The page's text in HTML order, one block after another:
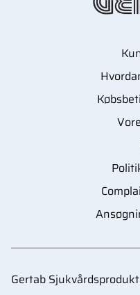
Gertab